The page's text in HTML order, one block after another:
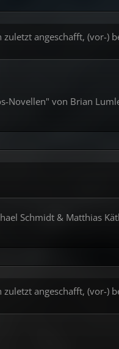
angeschafft, (vor-)
Novellen" von Brian
Schmidt & Matthias
angeschafft, (vor-)